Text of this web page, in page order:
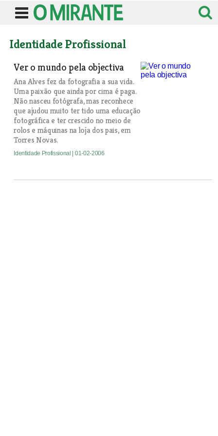
Identidade Profissional
Ver o mundo pela objectiva
Ana Alves fez da fotografia a sua vida.
Uma paixão que ainda por cima é paga.
Não nasceu fotógrafa, mas reconhece
que ajudou muito ter tido uma educação
fotográfica e ter crescido no meio de
rolos e máquinas na loja dos pais, em
Torres Novas.
Identidade Profissional | 01-02-2006